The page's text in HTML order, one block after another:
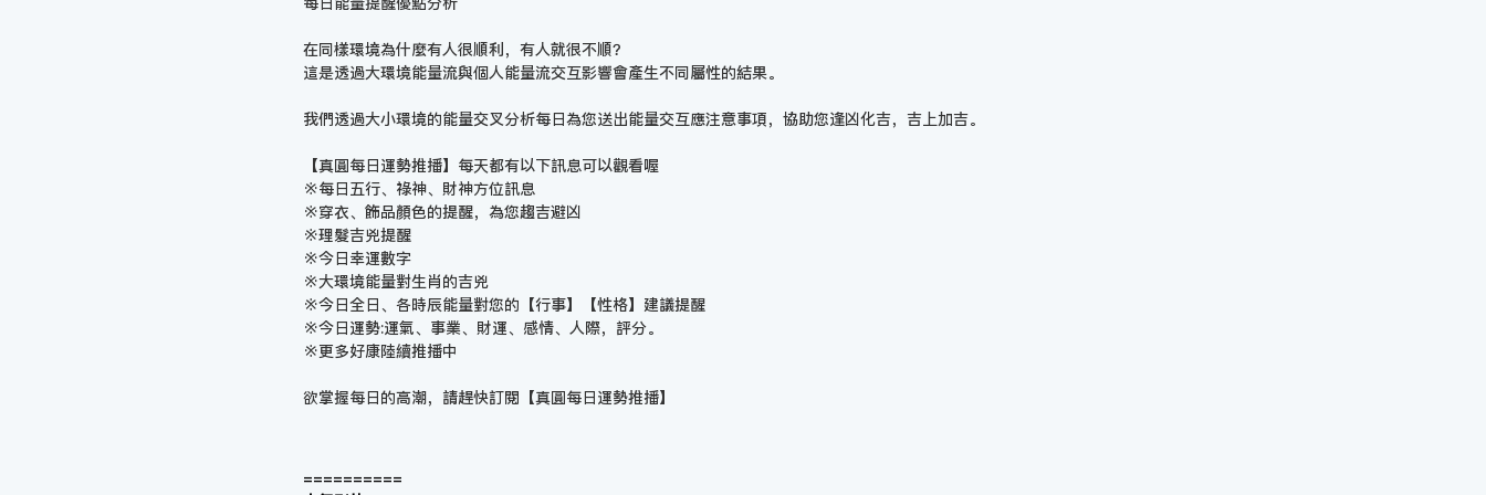
在同樣環境為什麼有人很順利，有人就很不順？
這是透過大環境能量流與個人能量流交互影響會產生不同屬性的結果。
我們透過大小環境的能量交叉分析每日為您送出能量交互應注意事項，協助您逢凶化吉，吉上加吉。
【真圓每日運勢推播】每天都有以下訊息可以觀看喔
※每日五行、祿神、財神方位訊息
※穿衣、飾品顏色的提醒，為您趨吉避凶
※理髮吉兇提醒
※今日幸運數字
※大環境能量對生肖的吉兇
※今日全日、各時辰能量對您的【行事】【性格】建議提醒
※今日運勢:運氣、事業、財運、感情、人際，評分。
※更多好康陸續推播中
欲掌握每日的高潮，請趕快訂閱【真圓每日運勢推播】
==========